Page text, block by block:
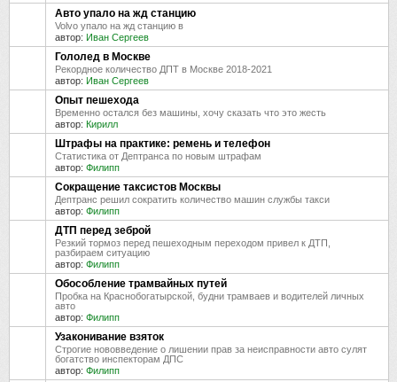
Авто упало на жд станцию
Volvo упало на жд станцию в
автор: Иван Сергеев
Гололед в Москве
Рекордное количество ДПТ в Москве 2018-2021
автор: Иван Сергеев
Опыт пешехода
Временно остался без машины, хочу сказать что это жесть
автор: Кирилл
Штрафы на практике: ремень и телефон
Статистика от Дептранса по новым штрафам
автор: Филипп
Сокращение таксистов Москвы
Дептранс решил сократить количество машин службы такси
автор: Филипп
ДТП перед зеброй
Резкий тормоз перед пешеходным переходом привел к ДТП,
разбираем ситуацию
автор: Филипп
Обособление трамвайных путей
Пробка на Краснобогатырской, будни трамваев и водителей личных
авто
автор: Филипп
Узаконивание взяток
Строгие нововведение о лишении прав за неисправности авто сулят
богатство инспекторам ДПС
автор: Филипп